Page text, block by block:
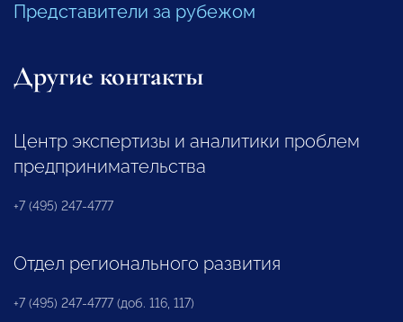
Представители за рубежом
Другие контакты
Центр экспертизы и аналитики проблем
предпринимательства
+7 (495) 247-4777
Отдел регионального развития
+7 (495) 247-4777 (доб. 116, 117)